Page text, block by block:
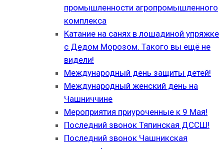
промышленности агропромышленного
комплекса
Катание на санях в лошадиной упряжке
с Дедом Морозом. Такого вы ещё не
видели!
Международный день защиты детей!
Международный женский день на
Чашниччине
Мероприятия приуроченные к 9 Мая!
Последний звонок Тяпинская ДССШ!
Последний звонок Чашникская